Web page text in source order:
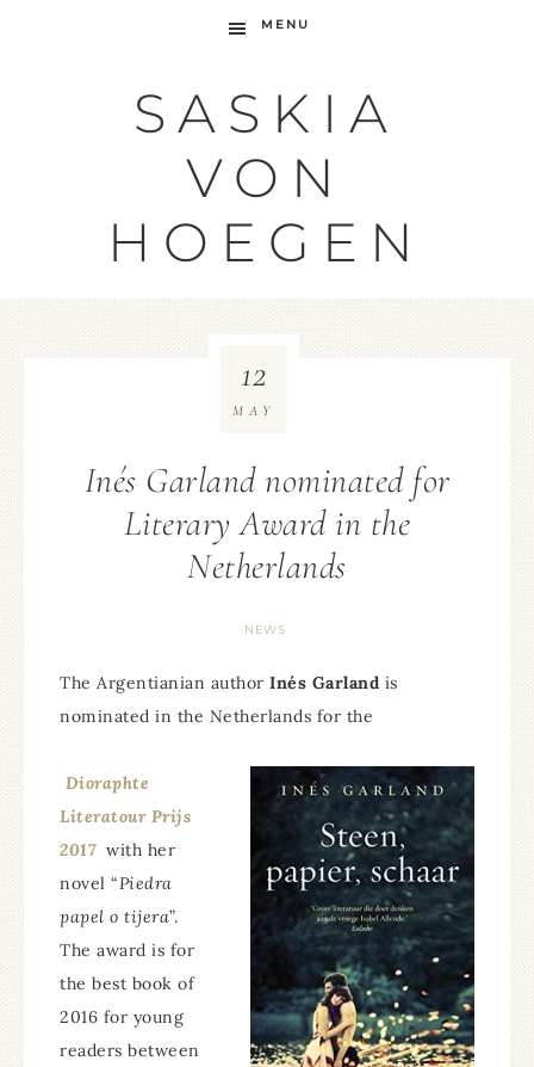
MENU
SASKIA
VON
HOEGEN
Inés Garland nominated for
Literary Award in the
Netherlands
NEWS
12
MAY
The Argentianian author Inés Garland is
nominated in the Netherlands for the
Dioraphte
Literatour Prijs
2017 with her
novel “Piedra
papel o tijera”.
The award is for
the best book of
2016 for young
readers between